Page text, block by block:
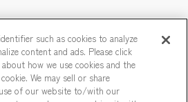
の創出
テナブル活動
such as cookies to analyze
content and ads. Please click
how we use cookies and the
We may sell or share
of our website to/with our